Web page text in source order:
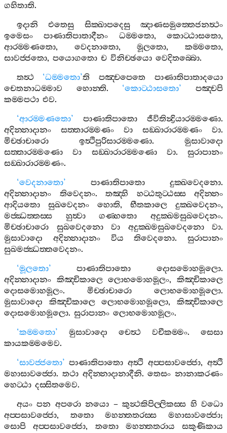
ගහිතාති.
ඉදානි
එතෙසු සික‍්ඛාපදෙසු
ඤාණසමුත‍්තෙජනත්‍ථං
ඉමෙසං
පාණාතිපාතාදීනං ධම‍්මතො,කොට‍්ඨාසතො,
ආරම‍්මණතො, වෙදනාතො,මූලතො,කම‍්මතො,
සාවජ‍්ජතො, පයොගතො ච විනිච‍්ඡයො වෙදිතබ‍්බො.
තත්‍ථ
‘ධම‍්මතො’ති පඤ‍්චපෙතෙ
පාණාතිපාතාදයො
චෙතනාධම‍්මාව
හොන‍්ති. ‘කොට‍්ඨාසතො’
පඤ‍්චපි
කම‍්මපථා එව.
‘ආරම‍්මණතො’ පාණාතිපාතො ජීවිතින්‍ද්‍රියාරම‍්මණො.
අදින‍්නාදානං
සත‍්තාරම‍්මණං වා සඞ‍්ඛාරාරම‍්මණං වා.
මිච‍්ඡාචාරො
ඉත්‍ථිපුරිසාරම‍්මණො. මුසාවාදො
සත‍්තාරම‍්මණො
වා සඞ‍්ඛාරාරම‍්මණො වා. සුරාපානං
සඞ‍්ඛාරාරම‍්මණං.
‘වෙදනාතො’ පාණාතිපාතො දුක‍්ඛවෙදනො.
අදින‍්නාදානං
තිවෙදනං. තඤ‍්හි හට‍්ඨතුට‍්ඨස‍්ස
අදින‍්නං
ආදියතො
සුඛවෙදනං හොති, භීතකාලෙ දුක‍්ඛවෙදනං,
මජ‍්ඣත‍්තස‍්ස
හුත්‍වා ගණ‍්හතො අදුක‍්ඛමසුඛවෙදනං.
මිච‍්ඡාචාරො
සුඛවෙදනො වා අදුක‍්ඛමසුඛවෙදනො වා.
මුසාවාදො
අදින‍්නාදානං විය තිවෙදනො. සුරාපානං
සුඛමජ‍්ඣත‍්තවෙදනං.
‘මූලතො’ පාණාතිපාතො දොසමොහමූලො.
අදින‍්නාදානං කිඤ‍්චිකාලෙ ලොභමොහමූලං,කිඤ‍්චිකාලෙ
දොසමොහමූලං. මිච‍්ඡාචාරො ලොභමොහමූලො.
මුසාවාදො
කිඤ‍්චිකාලෙ ලොභමොහමූලො,කිඤ‍්චිකාලෙ
දොසමොහමූලො. සුරාපානං ලොභමොහමූලං.
‘කම‍්මතො’ මුසාවාදො චෙත්‍ථ වචීකම‍්මං. සෙසා
කායකම‍්මමෙව.
‘සාවජ‍්ජතො’ පාණාතිපාතො අත්‍ථි අප‍්පසාවජ‍්ජො, අත්‍ථි
මහාසාවජ‍්ජො. තථා අදින‍්නාදානාදීනි.තෙසං නානාකරණං
හෙට‍්ඨා දස‍්සිතමෙව.
අයං පන අපරො නයො –කුන්‍ථකිපිල‍්ලිකස‍්ස හි වධො
අප‍්පසාවජ‍්ජො, තතො මහන‍්තතරස‍්ස මහාසාවජ‍්ජො;
සොපි
අප‍්පසාවජ‍්ජො, තතො මහන‍්තතරාය
සකුණිකාය